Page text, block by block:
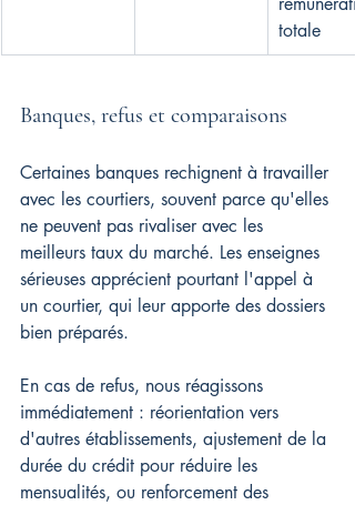
totale
Banques, refus et comparaisons
Certaines banques rechignent à travailler
avec les courtiers, souvent parce qu'elles
ne peuvent pas rivaliser avec les
meilleurs taux du marché. Les enseignes
sérieuses apprécient pourtant l'appel à
un courtier, qui leur apporte des dossiers
bien préparés.
En cas de refus, nous réagissons
immédiatement : réorientation vers
d'autres établissements, ajustement de la
durée du crédit pour réduire les
mensualités, ou renforcement des